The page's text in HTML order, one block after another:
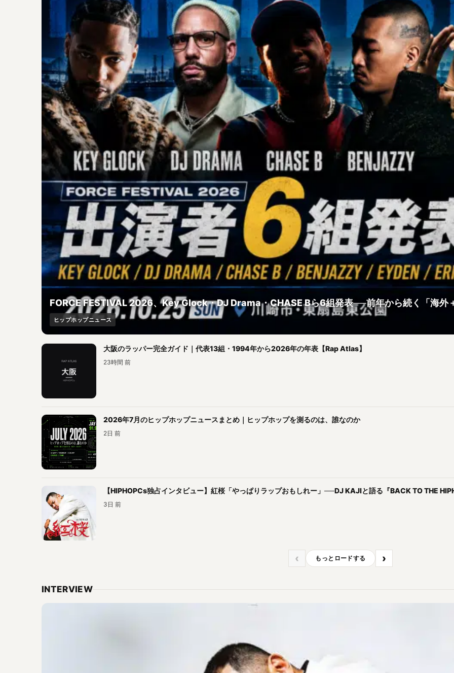
FORCE FESTIVAL 2026、Key Glock・DJ Drama・CHASE Bら6組発表──前年から続く「海外
ヒップホップニュース
大阪のラッパー完全ガイド｜代表13組・1994年から2026年の年表【Rap Atlas】
23時間 前
2026年7月のヒップホップニュースまとめ｜ヒップホップを測るのは、誰なのか
2日 前
【HIPHOPCs独占インタビュー】紅桜「やっぱりラップおもしれー」──DJ KAJIと語る『BACK TO THE
3日 前
‹ もっとロードする ›
INTERVIEW